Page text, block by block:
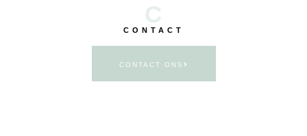
C
CONTACT
CONTACT ONS